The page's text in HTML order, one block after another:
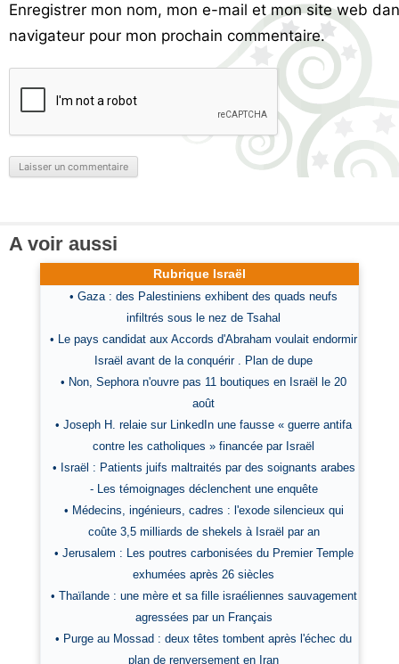
Enregistrer mon nom, mon e-mail et mon site web
navigateur pour mon prochain commentaire.
A voir aussi
Rubrique Israël
• Gaza : des Palestiniens exhibent des quads neufs
infiltrés sous le nez de Tsahal
• Le pays candidat aux Accords d'Abraham voulait endormir
Israël avant de la conquérir . Plan de dupe
• Non, Sephora n'ouvre pas 11 boutiques en Israël le 20
août
• Joseph H. relaie sur LinkedIn une fausse « guerre antifa
contre les catholiques » financée par Israël
• Israël : Patients juifs maltraités par des soignants arabes
- Les témoignages déclenchent une enquête
• Médecins, ingénieurs, cadres : l'exode silencieux qui
coûte 3,5 milliards de shekels à Israël par an
• Jerusalem : Les poutres carbonisées du Premier Temple
exhumées après 26 siècles
• Thaïlande : une mère et sa fille israéliennes sauvagement
agressées par un Français
• Purge au Mossad : deux têtes tombent après l'échec du
plan de renversement en Iran